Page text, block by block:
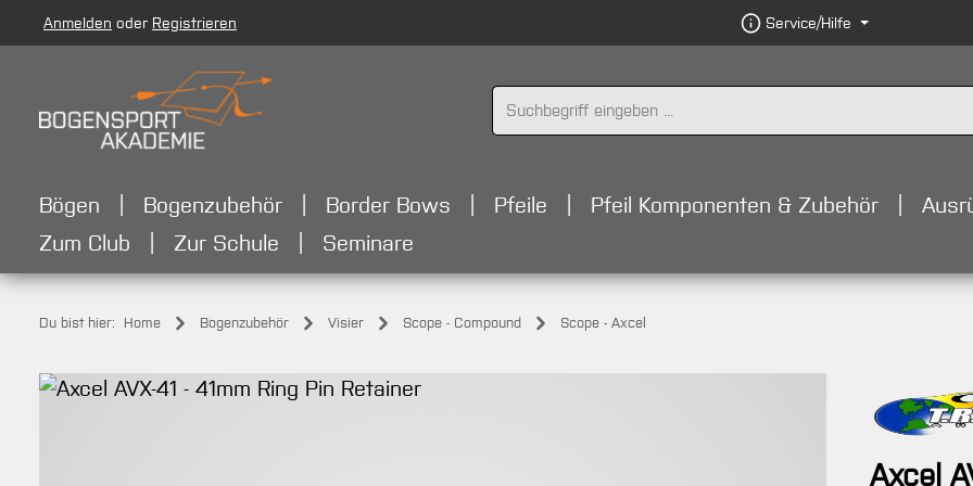
Hauptinhalt springen
Zur Suche springen
Zur Hauptnavigation springen
Anmelden oder Registrieren Service/Hilfe
Bögen Bogenzubehör Border Bows Pfeile Pfeil Komponenten & Zubehör
Zum Club
Zur Schule Seminare
Du bist hier: Home Bogenzubehör Visier Scope - Compound Scope - Axcel
Bildergalerie überspringen
Axcel